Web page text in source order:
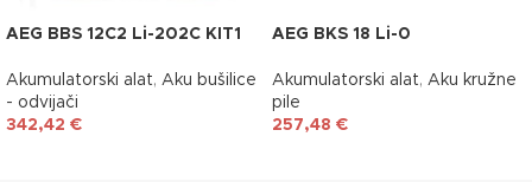
AEG BBS 12C2 Li-202C KIT1
Akumulatorski alat, Aku bušilice
- odvijači
342,42 €
AEG BKS 18 Li-0
Akumulatorski alat, Aku kružne
pile
257,48 €